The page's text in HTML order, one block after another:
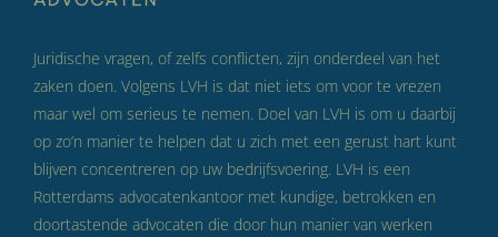
Juridische vragen, of zelfs conflicten, zijn onderdeel van het
zaken doen. Volgens LVH is dat niet iets om voor te vrezen
maar wel om serieus te nemen. Doel van LVH is om u daarbij
op zo’n manier te helpen dat u zich met een gerust hart kunt
blijven concentreren op uw bedrijfsvoering. LVH is een
Rotterdams advocatenkantoor met kundige, betrokken en
doortastende advocaten die door hun manier van werken